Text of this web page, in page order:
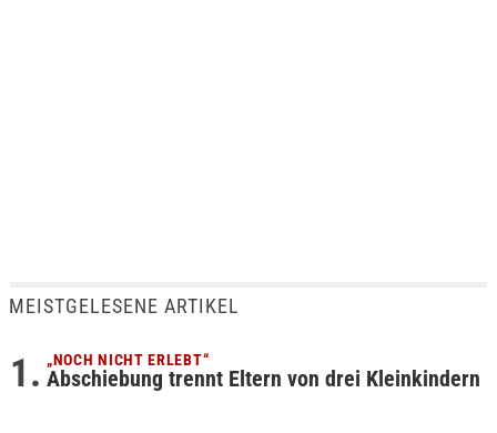
MEISTGELESENE ARTIKEL
„NOCH NICHT ERLEBT“
Abschiebung trennt Eltern von drei Kleinkindern